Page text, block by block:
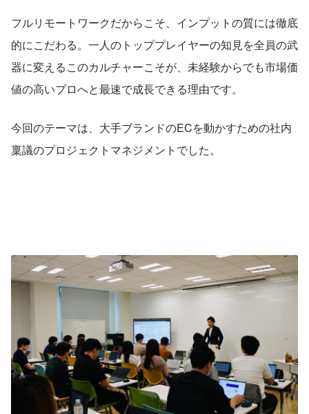
フルリモートワークだからこそ、インプットの質には徹底
的にこだわる。一人のトッププレイヤーの知見を全員の武
器に変えるこのカルチャーこそが、未経験からでも市場価
値の高いプロへと最速で成長できる理由です。
今回のテーマは、大手ブランドのECを動かすための社内
稟議のプロジェクトマネジメントでした。